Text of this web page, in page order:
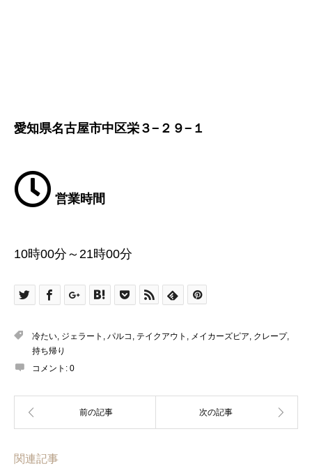
愛知県名古屋市中区栄３−２９−１
営業時間
10時00分～21時00分
冷たい ジェラート パルコ テイクアウト メイカーズピア クレープ,
持ち帰り
コメント: 0
関連記事